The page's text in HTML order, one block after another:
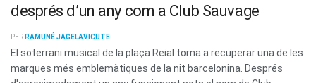
després d’un any com a Club Sauvage
PER RAMUNÉ JAGELAVICUTE
El soterrani musical de la plaça Reial torna a recuperar una de les
marques més emblemàtiques de la nit barcelonina. Després